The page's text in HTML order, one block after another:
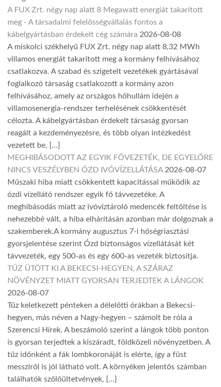
A FUX Zrt. négy nap alatt 8 Megawatt energiát takarított
meg - A társadalmi felelősségvállalás fontos a
kábelgyártásban érdekelt cég számára 2026-08-08
A miskolci székhelyű FUX Zrt. négy nap alatt 8,32 MWh
villamos energiát takarított meg a kormány felhívásához
csatlakozva. A szabad és szigetelt vezetékek gyártásával
foglalkozó társaság csatlakozott a kormány azon
felhívásához, amely az országos hőhullám idején a
villamosenergia-rendszer terhelésének csökkentését
célozta. A kábelgyártásban érdekelt társaság gyorsan
reagált a kezdeményezésre, és több olyan intézkedést
vezetett be, […]
MEGHIBÁSODOTT AZ EGYIK FŐVEZETÉK, DE EGYELŐRE
NINCS VESZÉLYBEN ÓZD IVÓVÍZELLÁTÁSA 2026-08-07
Műszaki hiba miatt csökkentett kapacitással működik az
ózdi vízellátó rendszer egyik fő távvezetéke. A
meghibásodás miatt az ivóvíztároló medencék feltöltése is
nehezebbé vált, a hiba elhárításán azonban már dolgoznak a
szakemberek.A kormány augusztus 7-i hőségriasztási
gyorsjelentése szerint Ózd biztonságos vízellátását két
távvezeték, egy 500-as és egy 600-as vezeték biztosítja.
TŰZ ÜTÖTT KI A BEKECSI-HEGYEN, A SZÁRAZ
NÖVÉNYZET MIATT GYORSAN TERJEDTEK A LÁNGOK
2026-08-07
Tűz keletkezett pénteken a délelőtti órákban a Bekecsi-
hegyen, más néven a Nagy-hegyen – számolt be róla a
Szerencsi Hírek. A beszámoló szerint a lángok több ponton
is gyorsan terjedtek a kiszáradt, földközeli növényzetben. A
tűz időnként a fák lombkoronáját is elérte, így a füst
messziről is jól látható volt. A környéken jelentős számban
találhatók szőlőültetvények, […]